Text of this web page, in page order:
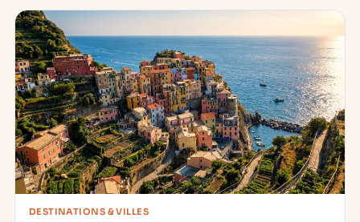
DESTINATIONS & VILLES